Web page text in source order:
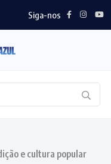
Siga-nos
e cultura popular